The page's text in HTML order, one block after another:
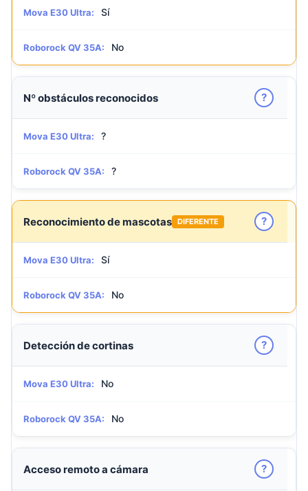
Mova E30 Ultra: Sí
Roborock QV 35A: No
Nº obstáculos reconocidos ?
Mova E30 Ultra: ?
Roborock QV 35A: ?
Reconocimiento de mascotas DIFERENTE ?
Mova E30 Ultra: Sí
Roborock QV 35A: No
Detección de cortinas ?
Mova E30 Ultra: No
Roborock QV 35A: No
Acceso remoto a cámara ?